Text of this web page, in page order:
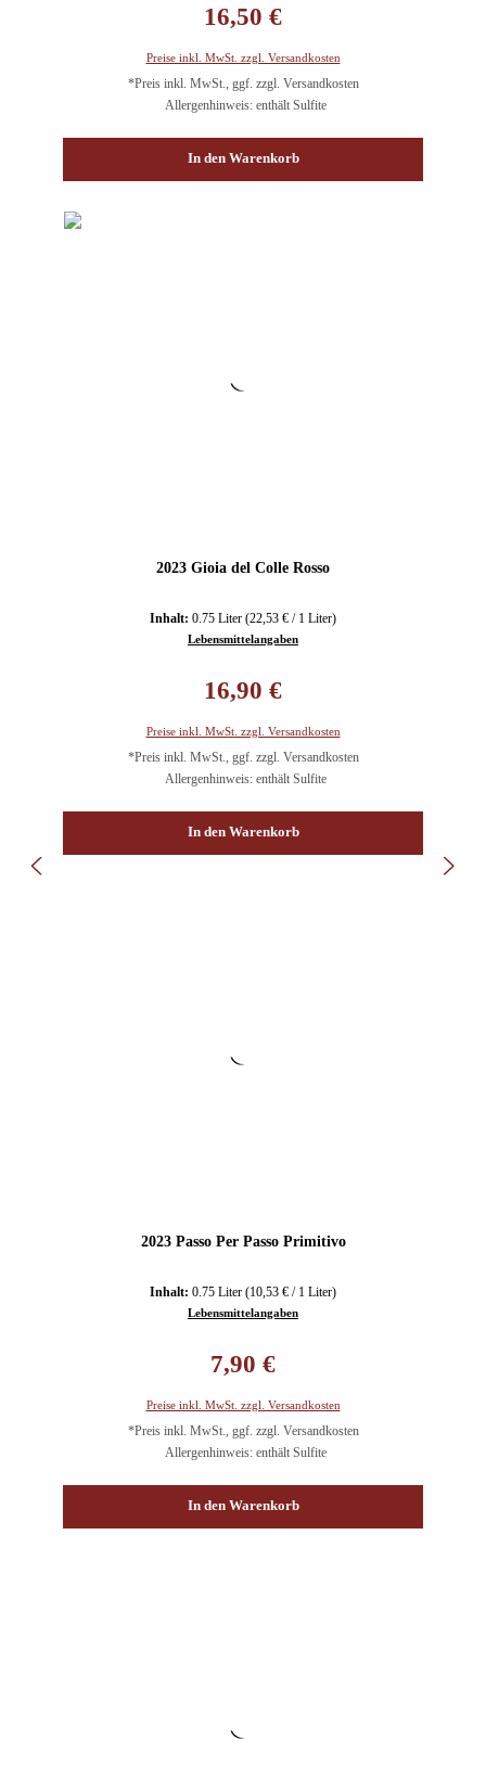
16,50 €
Preise inkl. MwSt. zzgl. Versandkosten
*Preis inkl. MwSt., ggf. zzgl. Versandkosten
Allergenhinweis: enthält Sulfite
In den Warenkorb
2023 Gioia del Colle Rosso
Inhalt: 0.75 Liter (22,53 € / 1 Liter)
Lebensmittelangaben
16,90 €
Preise inkl. MwSt. zzgl. Versandkosten
*Preis inkl. MwSt., ggf. zzgl. Versandkosten
Allergenhinweis: enthält Sulfite
In den Warenkorb
2023 Passo Per Passo Primitivo
Inhalt: 0.75 Liter (10,53 € / 1 Liter)
Lebensmittelangaben
7,90 €
Preise inkl. MwSt. zzgl. Versandkosten
*Preis inkl. MwSt., ggf. zzgl. Versandkosten
Allergenhinweis: enthält Sulfite
In den Warenkorb